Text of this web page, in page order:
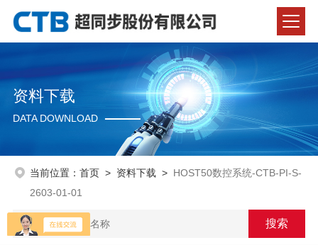
资料下载
DATA DOWNLOAD
当前位置： 首页> 资料下载 > HOST50数控系统-CTB-PI-S-
2603-01-01